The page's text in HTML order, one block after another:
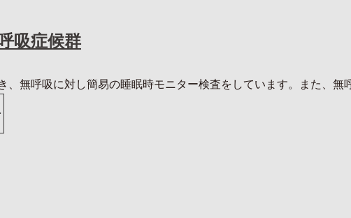
吸症候群
、無呼吸に対し簡易の睡眠時モニター検査をしています。また、